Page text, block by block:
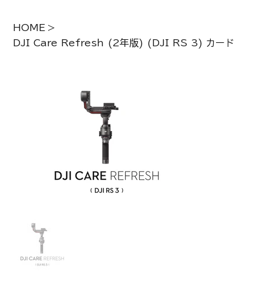
HOME >
DJI Care Refresh (2年版) (DJI RS 3) カード